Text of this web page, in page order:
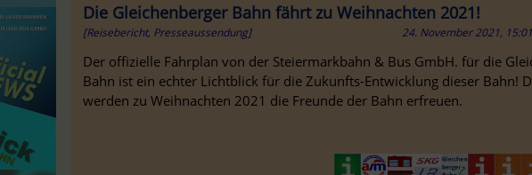
Die Gleichenberger Bahn fährt zu Weihnachten 2021!
[Reisebericht, Presseaussendung] 24. November 2021,
Der offizielle Fahrplan von der Steiermarkbahn & Bus GmbH. für die
Bahn ist ein echter Lichtblick für die Zukunfts-Entwicklung dieser Bahn!
werden zu Weihnachten 2021 die Freunde der Bahn erfreuen.